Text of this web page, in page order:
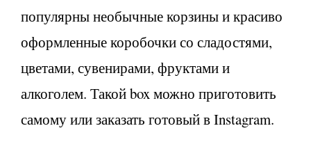
популярны необычные корзины и красиво
оформленные коробочки со сладостями,
цветами, сувенирами, фруктами и
алкоголем. Такой box можно приготовить
самому или заказать готовый в Instagram.